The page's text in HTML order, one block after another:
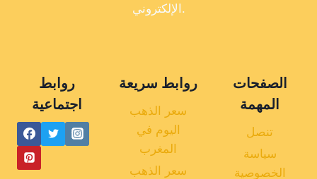
الإلكتروني.
روابط
اجتماعية
روابط سريعة
سعر الذهب
اليوم في
المغرب
سعر الذهب
الصفحات
المهمة
تنصل
سياسة
الخصوصية